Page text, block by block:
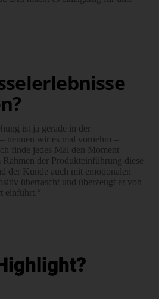
ist ja gerade in der
nen­nen wir es mal vornehm –
finde jedes Mal den Mo­ment
der Produkteinführung diese
der Kunde auch mit emotionalen
überrascht und überzeugt er von
einführt.“